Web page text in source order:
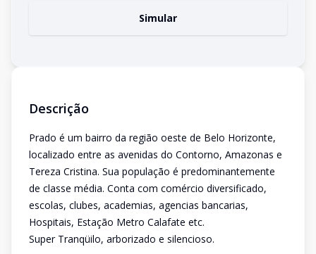
Simular
Descrição
Prado é um bairro da região oeste de Belo Horizonte,
localizado entre as avenidas do Contorno, Amazonas e
Tereza Cristina. Sua população é predominantemente
de classe média. Conta com comércio diversificado,
escolas, clubes, academias, agencias bancarias,
Hospitais, Estação Metro Calafate etc.
Super Tranqüilo, arborizado e silencioso.